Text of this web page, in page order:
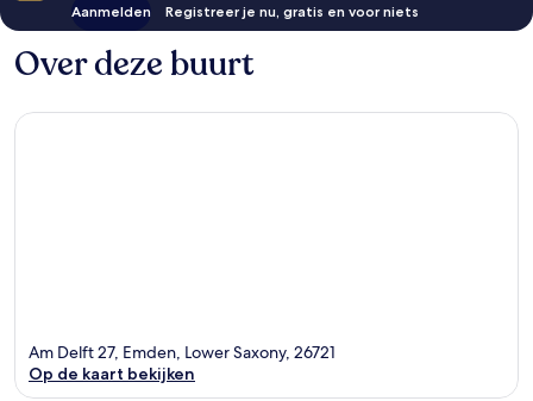
Aanmelden Registreer je nu, gratis en voor niets
Over deze buurt
Am Delft 27, Emden, Lower Saxony, 26721
Op de kaart bekijken